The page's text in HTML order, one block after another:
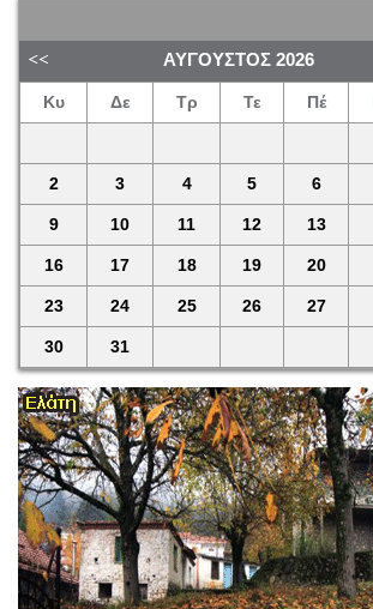
ΑΎΓΟΥΣΤΟΣ 2026
Κυ Δε Τρ Τε Πέ
2 3 4 5 6
9 10 11 12 13
16 17 18 19 20
23 24 25 26 27
30 31